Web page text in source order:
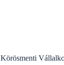
Körösmenti